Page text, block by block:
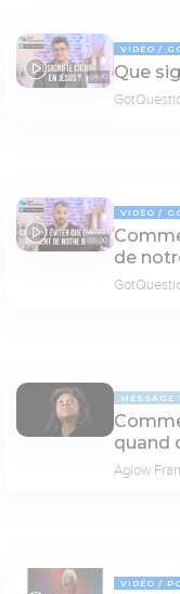
04:10
VIDÉO
Que
05:00
VIDÉO
de
MESSAGE
quand
Aglow
VIDÉO